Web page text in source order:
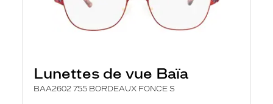
Lunettes de vue Baïa
BAA2602 755 BORDEAUX FONCE S